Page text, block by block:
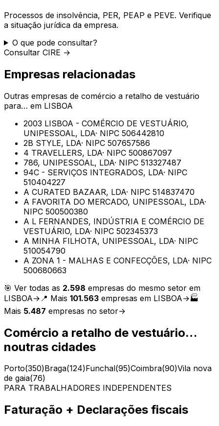
Processos de insolvência, PER, PEAP e PEVE. Verifique
a situação jurídica da empresa.
O que pode consultar?
Consultar CIRE →
Empresas relacionadas
Outras empresas de comércio a retalho de vestuário
para… em LISBOA
2003 LISBOA - COMÉRCIO DE VESTUÁRIO,
UNIPESSOAL, LDA· NIPC 506442810
2B STYLE, LDA· NIPC 507657586
4 TRAVELLERS, LDA· NIPC 500867097
786, UNIPESSOAL, LDA· NIPC 513327487
94C - SERVIÇOS INTEGRADOS, LDA· NIPC
510404227
A CURATED BAZAAR, LDA· NIPC 514837470
A FAVORITA DO MERCADO, UNIPESSOAL, LDA·
NIPC 500500380
A L FERNANDES, INDÚSTRIA E COMÉRCIO DE
VESTUÁRIO, LDA· NIPC 502345373
A MINHA FILHOTA, UNIPESSOAL, LDA· NIPC
510054790
A ZONA 1 - MALHAS E CONFECÇÕES, LDA· NIPC
500680663
🎯 Ver todas as 2.598 empresas do mesmo setor em
LISBOA→ 📍 Mais 101.563 empresas em LISBOA→🏭
Mais 5.487 empresas no setor→
Comércio a retalho de vestuário…
noutras cidades
Porto(350)Braga(124)Funchal(95)Coimbra(90)Vila nova
de gaia(76)
PARA TRABALHADORES INDEPENDENTES
Faturação + Declarações fiscais